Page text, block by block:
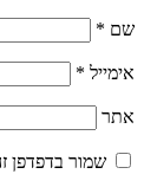
שם *
אימייל *
אתר
שמור בדפדפן